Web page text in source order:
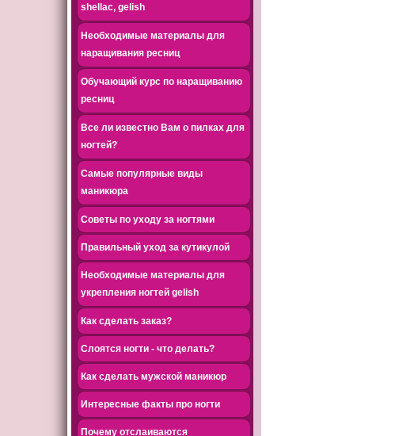
shellac, gelish
Необходимые материалы для
наращивания ресниц
Обучающий курс по наращиванию
ресниц
Все ли известно Вам о пилках для
ногтей?
Самые популярные виды
маникюра
Советы по уходу за ногтями
Правильный уход за кутикулой
Необходимые материалы для
укрепления ногтей gelish
Как сделать заказ?
Слоятся ногти - что делать?
Как сделать мужской маникюр
Интересные факты про ногти
Почему отслаиваются